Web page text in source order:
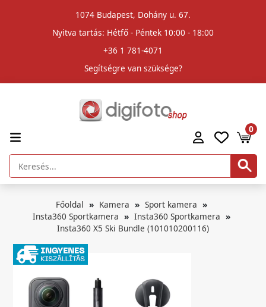
1074 Budapest, Dohány u. 67.
Nyitva tartás: Hétfő - Péntek 10:00 - 18:00
+36 1 781-4071
Segítségre van szüksége?
0
Főoldal Kamera
Sport kamera
Insta360 Sportkamera
Insta360 Sportkamera
Insta360 X5 Ski Bundle (101010200116)